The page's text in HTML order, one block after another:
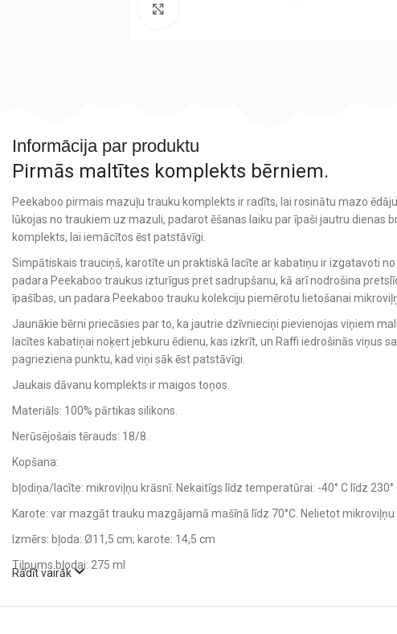
Informācija par produktu
Pirmās maltītes komplekts bērniem.
Peekaboo pirmais mazuļu trauku komplekts ir radīts, lai rosinātu mazo
lūkojas no traukiem uz mazuli, padarot ēšanas laiku par īpaši jautru dienas
komplekts, lai iemācītos ēst patstāvīgi.
Simpātiskais trauciņš, karotīte un praktiskā lacīte ar kabatiņu ir izgatavoti no
padara Peekaboo traukus izturīgus pret sadrupšanu, kā arī nodrošina
īpašības, un padara Peekaboo trauku kolekciju piemērotu lietošanai
Jaunākie bērni priecāsies par to, ka jautrie dzīvnieciņi pievienojas viņiem
lacītes kabatiņai noķert jebkuru ēdienu, kas izkrīt, un Raffi iedrošinās viņus
pagrieziena punktu, kad viņi sāk ēst patstāvīgi.
Jaukais dāvanu komplekts ir maigos toņos.
Materiāls: 100% pārtikas silikons.
Nerūsējošais tērauds: 18/8.
Kopšana:
bļodiņa/lacīte: mikroviļņu krāsnī. Nekaitīgs līdz temperatūrai: -40° C līdz 230°
Karote: var mazgāt trauku mazgājamā mašīnā līdz 70°C. Nelietot mikroviļņu
Izmērs: bļoda: Ø11,5 cm; karote: 14,5 cm
Tilpums bļodai: 275 ml
Rādīt vairāk